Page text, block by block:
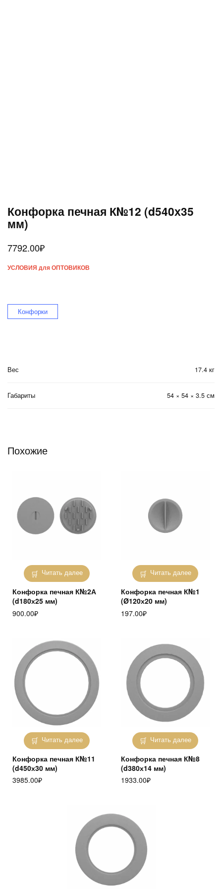
Конфорка печная К№12 (d540х35
мм)
7792.00₽
УСЛОВИЯ для ОПТОВИКОВ
Конфорки
Вес 17.4 кг
Габариты 54 × 54 × 3.5 см
Похожие
Читать далее
Конфорка печная К№2А
(d180х25 мм)
900.00₽
Читать далее
Конфорка печная К№1
(Ø120х20 мм)
197.00₽
Читать далее
Конфорка печная К№11
(d450х30 мм)
3985.00₽
Читать далее
Конфорка печная К№8
(d380х14 мм)
1933.00₽